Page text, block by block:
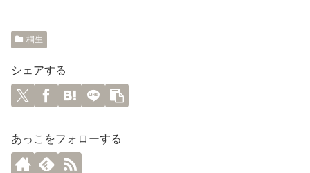
桐生
シェアする
あっこをフォローする